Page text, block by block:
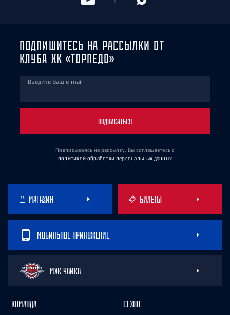
ПОДПИШИТЕСЬ НА РАССЫЛКИ ОТ
КЛУБА ХК «ТОРПЕДО»
Введите Ваш e-mail
ПОДПИСАТЬСЯ
Подписываясь на рассылку, Вы соглашаетесь с
политикой обработки персональных данных
МАГАЗИН БИЛЕТЫ
МОБИЛЬНОЕ ПРИЛОЖЕНИЕ
МХК ЧАЙКА
КОМАНДА СЕЗОН